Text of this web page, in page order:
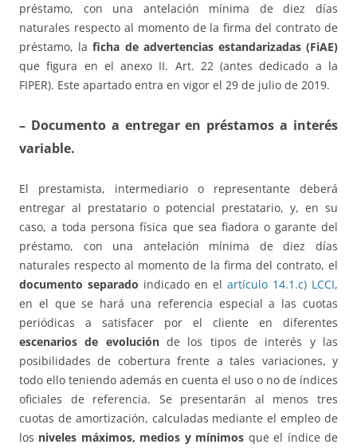
préstamo, con una antelación mínima de diez días
naturales respecto al momento de la firma del contrato de
préstamo, laficha de advertencias estandarizadas (FiAE)
que figura en el anexo II. Art. 22 (antes dedicado a la
FIPER). Este apartado entra en vigor el 29 de julio de 2019.
– Documento a entregar en préstamos a interés
variable.
El prestamista, intermediario o representante deberá
entregar al prestatario o potencial prestatario, y, en su
caso, a toda persona física que sea fiadora o garante del
préstamo, con una antelación mínima de diez días
naturales respecto al momento de la firma del contrato, el
documento separado indicado en el artículo 14.1.c) LCCI,
en el que se hará una referencia especial a las cuotas
periódicas a satisfacer por el cliente en diferentes
escenarios de evoluciónde los tipos de interés y las
posibilidades de cobertura frente a tales variaciones, y
todo ello teniendo además en cuenta el uso o no de índices
oficiales de referencia. Se presentarán al menos tres
cuotas de amortización, calculadas mediante el empleo de
los niveles máximos, medios y mínimos que el índice de